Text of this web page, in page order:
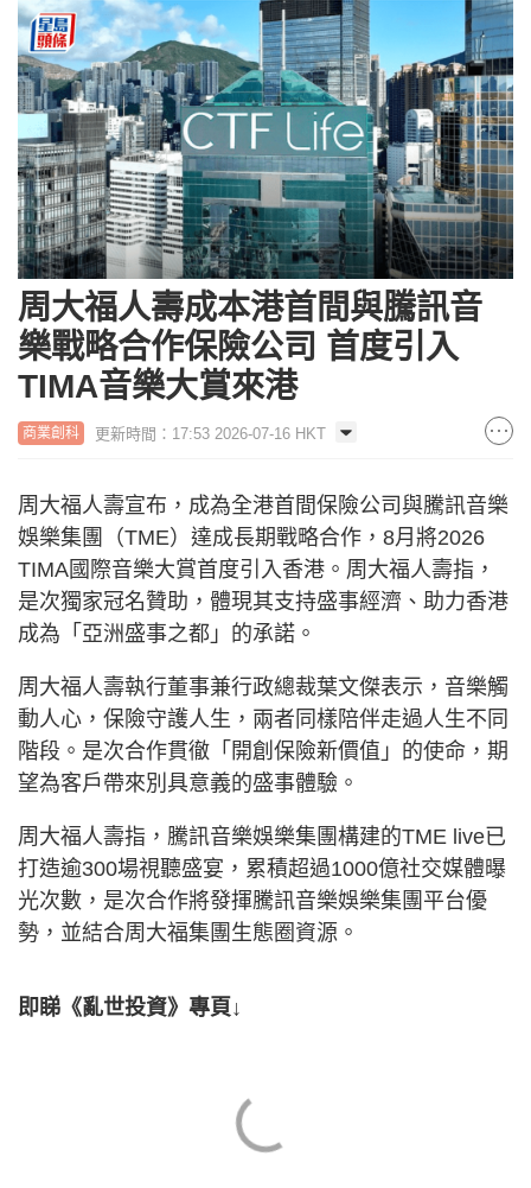
周大福人壽成本港首間與騰訊音
樂戰略合作保險公司 首度引入
TIMA音樂大賞來港
商業創科 更新時間：17:53 2026-07-16 HKT
周大福人壽宣布，成為全港首間保險公司與騰訊音樂
娛樂集團（TME）達成長期戰略合作，8月將2026
TIMA國際音樂大賞首度引入香港。周大福人壽指，
是次獨家冠名贊助，體現其支持盛事經濟、助力香港
成為「亞洲盛事之都」的承諾。
周大福人壽執行董事兼行政總裁葉文傑表示，音樂觸
動人心，保險守護人生，兩者同樣陪伴走過人生不同
階段。是次合作貫徹「開創保險新價值」的使命，期
望為客戶帶來別具意義的盛事體驗。
周大福人壽指，騰訊音樂娛樂集團構建的TME live已
打造逾300場視聽盛宴，累積超過1000億社交媒體曝
光次數，是次合作將發揮騰訊音樂娛樂集團平台優
勢，並結合周大福集團生態圈資源。
即睇《亂世投資》專頁↓